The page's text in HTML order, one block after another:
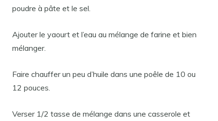
poudre à pâte et le sel.
Ajouter le yaourt et l’eau au mélange de farine et bien
mélanger.
Faire chauffer un peu d’huile dans une poêle de 10 ou
12 pouces.
Verser 1/2 tasse de mélange dans une casserole et